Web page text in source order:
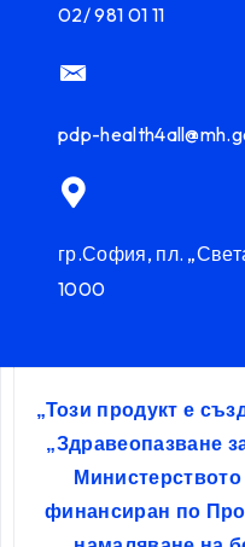
02/ 981 01 11
pdp-
гр.София, пл.
1000
„Този продукт е
„Здравеопазване
финансиран по